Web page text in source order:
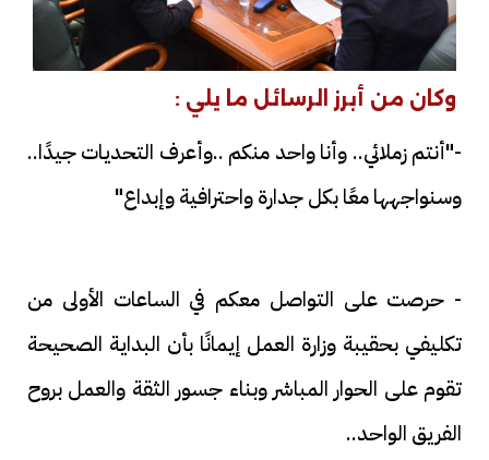
وكان من أبرز الرسائل ما يلي :
-"أنتم زملائي.. وأنا واحد منكم ..وأعرف التحديات جيدًا..
وسنواجهها معًا بكل جدارة واحترافية وإبداع"
- حرصت على التواصل معكم في الساعات الأولى من
تكليفي بحقيبة وزارة العمل إيمانًا بأن البداية الصحيحة
تقوم على الحوار المباشر وبناء جسور الثقة والعمل بروح
الفريق الواحد..